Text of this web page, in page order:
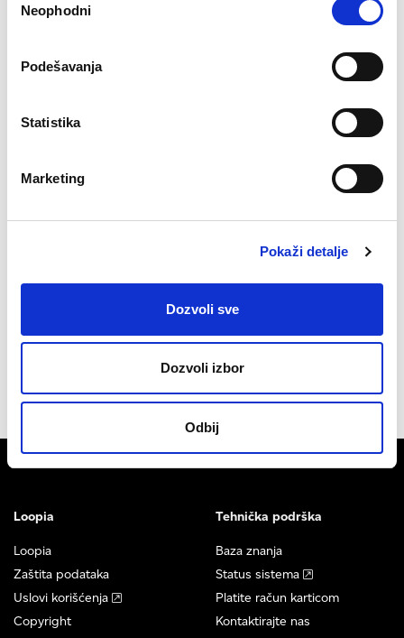
сагласности
Neophodni
Podešavanja
Statistika
Marketing
Pokaži detalje
Dozvoli sve
Dozvoli izbor
Odbij
Podelite ovu objavu:
31.05 2016
Loopia
Loopia
Zaštita podataka
Uslovi korišćenja
Copyright
Tehnička podrška
Baza znanja
Status sistema
Platite račun karticom
Kontaktirajte nas